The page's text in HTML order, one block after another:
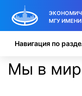
МГУ
Мы в
Навигация по